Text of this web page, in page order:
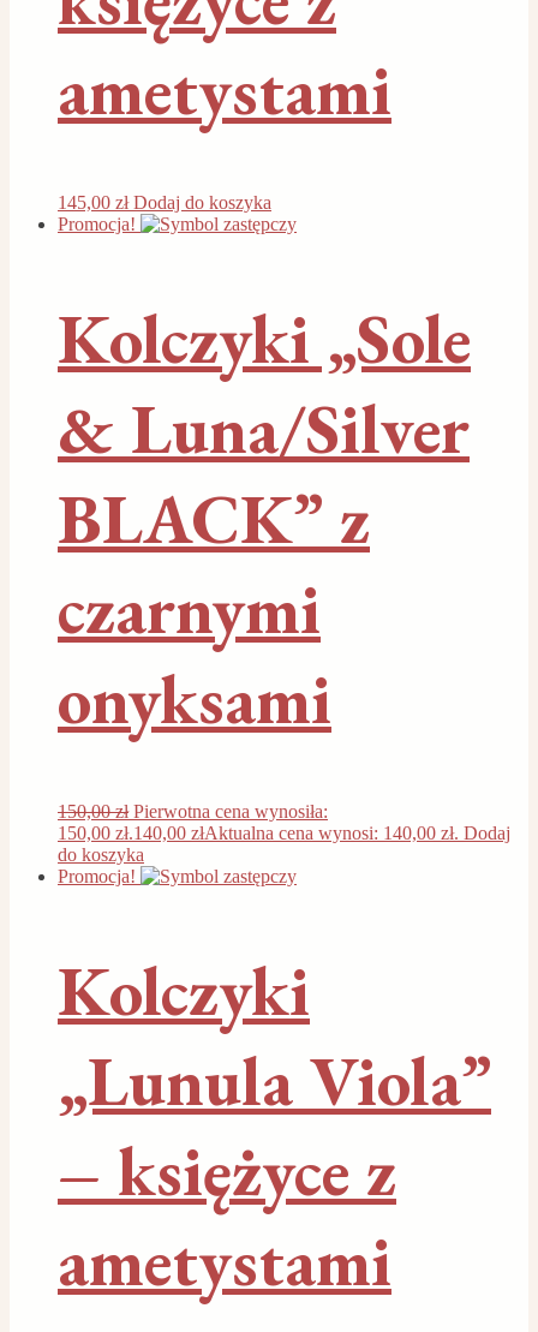
ametystami
145,00 zł Dodaj do koszyka
Promocja!
Kolczyki „Sole
& Luna/Silver
BLACK” z
czarnymi
onyksami
150,00zł Pierwotna cena wynosiła:
150,00 zł.140,00 złAktualna cena wynosi: 140,00 zł. Dodaj
do koszyka
Promocja!
Kolczyki
„Lunula Viola”
– księżyce z
ametystami